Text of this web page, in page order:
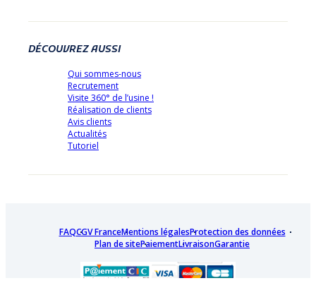
DÉCOUVREZ AUSSI
Qui sommes-nous
Recrutement
Visite 360° de l’usine !
Réalisation de clients
Avis clients
Actualités
Tutoriel
FAQCGV FranceMentions légalesProtection des données
Plan de sitePaiementLivraisonGarantie